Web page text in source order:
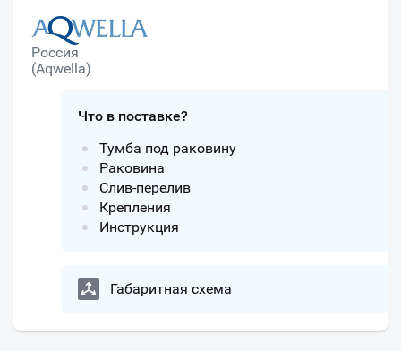
Россия
(Aqwella)
Что в поставке?
Тумба под раковину
Раковина
Слив-перелив
Крепления
Инструкция
Габаритная схема